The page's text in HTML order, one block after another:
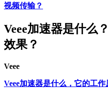
视频传输？
Veee加速器是什么
效果？
Veee
Veee加速器是什么，它的工